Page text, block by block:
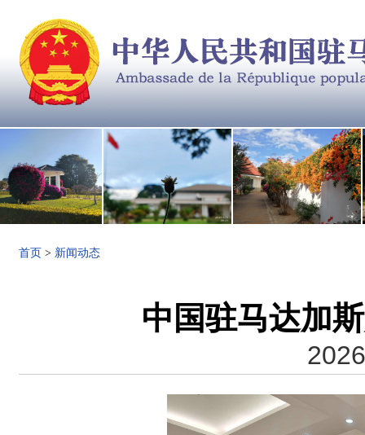
首页 > 新闻动态
中国驻马达加